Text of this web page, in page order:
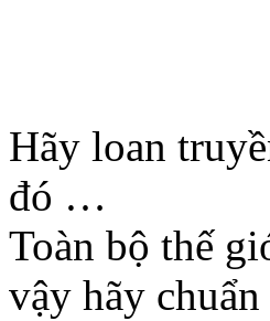
Hãy loan
đó …
Toàn bộ thế
vậy hãy